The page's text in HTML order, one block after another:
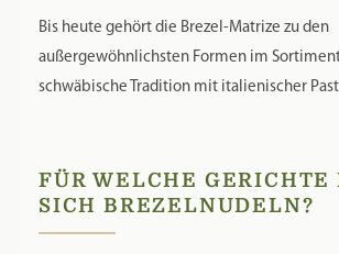
Bis heute gehört die Brezel-Matrize zu den
außergewöhnlichsten Formen im
schwäbische Tradition mit italienischer
FÜR WELCHE GERICHTE
SICH BREZELNUDELN?